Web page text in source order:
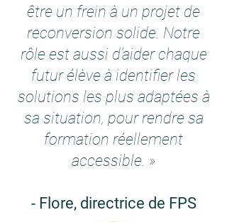
être un frein à un projet de
reconversion solide. Notre
rôle est aussi d’aider chaque
futur élève à identifier les
solutions les plus adaptées à
sa situation, pour rendre sa
formation réellement
accessible. »
- Flore, directrice de FPS